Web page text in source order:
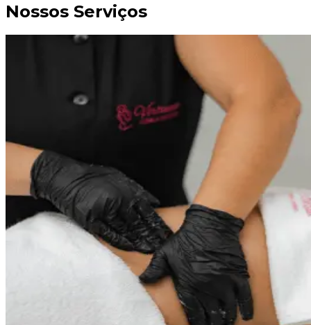
Nossos Serviços